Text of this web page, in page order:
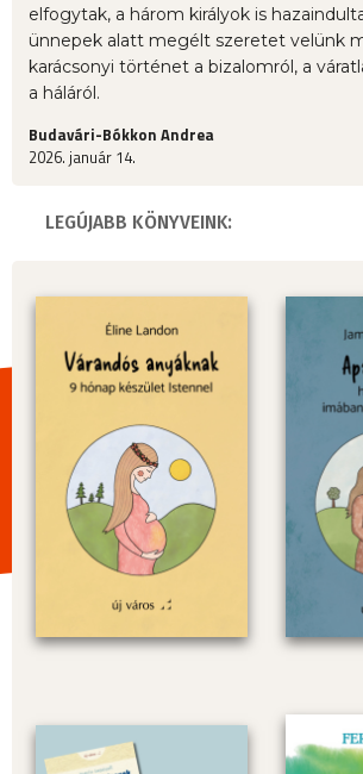
elfogytak, a három királyok is
ünnepek alatt megélt szeretet velünk
karácsonyi történet a bizalomról, a
a háláról.
Budavári-Bókkon Andrea
2026. január 14.
LEGÚJABB KÖNYVEINK: